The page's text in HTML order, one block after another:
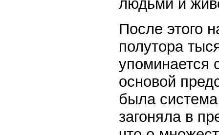
людьми и
После этого
полутора
упоминается
основой
была
загоняла в